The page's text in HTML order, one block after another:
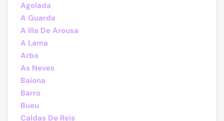
Agolada
A Guarda
A Illa De Arousa
A Lama
Arbo
As Neves
Baiona
Barro
Bueu
Caldas De Reis